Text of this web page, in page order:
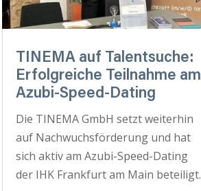
TINEMA auf Talentsuche:
Erfolgreiche Teilnahme am
Azubi-Speed-Dating
Die TINEMA GmbH setzt weiterhin
auf Nachwuchsförderung und hat
sich aktiv am Azubi-Speed-Dating
der IHK Frankfurt am Main beteiligt.